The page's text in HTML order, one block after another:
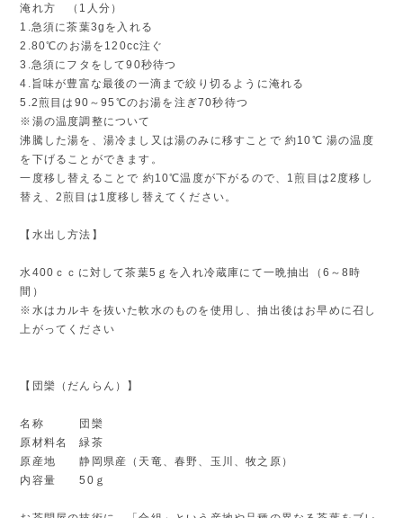
淹れ方 （1人分）
1.急須に茶葉3gを入れる
2.80℃のお湯を120cc注ぐ
3.急須にフタをして90秒待つ
4.旨味が豊富な最後の一滴まで絞り切るように淹れる
5.2煎目は90～95℃のお湯を注ぎ70秒待つ
※湯の温度調整について
沸騰した湯を、湯冷まし又は湯のみに移すことで 約10℃ 湯の温度
を下げることができます。
一度移し替えることで 約10℃温度が下がるので、1煎目は2度移し
替え、2煎目は1度移し替えてください。
【水出し方法】
水400ｃｃに対して茶葉5ｇを入れ冷蔵庫にて一晩抽出（6～8時
間）
※水はカルキを抜いた軟水のものを使用し、抽出後はお早めに召し
上がってください
【団欒（だんらん）】
名称 団欒
原材料名 緑茶
原産地 静岡県産（天竜、春野、玉川、牧之原）
内容量 50ｇ